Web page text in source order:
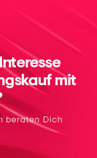
mit
beraten Dich